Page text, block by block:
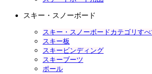
スキー・スノーボード
スキー・スノーボードカテゴリすべ
スキー板
スキービンディング
スキーブーツ
ポール